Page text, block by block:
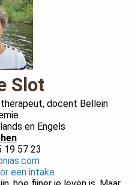
Slot
docent Bellein
en Engels
19 57 23
een intake